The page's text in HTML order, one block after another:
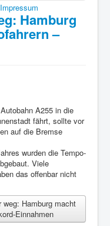
Hamburg
–
A255 in die
fährt, sollte vor
auf die Bremse
wurden die Tempo-
Viele
das offenbar nicht
weg: Hamburg macht
Einnahmen
Impressum